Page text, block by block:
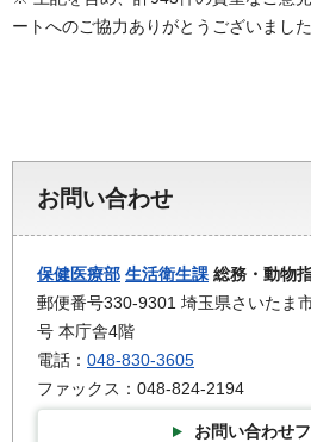
ートへのご協力ありがとうございました
お問い合わせ
保健医療部 生活衛生課 総務・動物
郵便番号330-9301 埼玉県さいたま
号 本庁舎4階
電話： 048-830-3605
ファックス：048-824-2194
お問い合わせ